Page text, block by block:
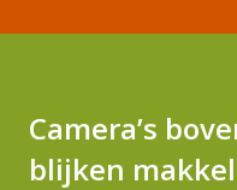
Camera’s
blijken